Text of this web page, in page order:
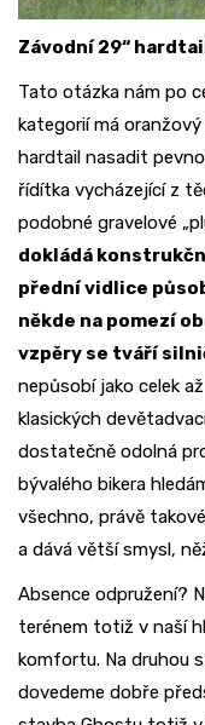
Závodní 29“
Tato otázka nám po
kategorií má
hardtail nasadit
řídítka vycházející z
podobné gravelové
dokládá
přední vidlice
někde na pomezí
vzpěry se tváří
nepůsobí jako celek
klasických
dostatečně odolná
bývalého bikera
všechno, právě
a dává větší smysl,
Absence odpružení?
terénem totiž v naší
komfortu. Na druhou
dovedeme dobře